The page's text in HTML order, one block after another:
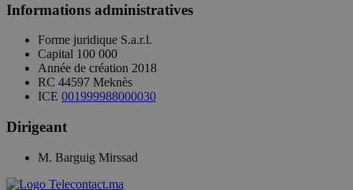
Informations administratives
Forme juridique S.a.r.l.
Capital 100 000
Année de création 2018
RC 44597 Meknès
ICE 001999988000030
Dirigeant
M. Barguig Mirssad